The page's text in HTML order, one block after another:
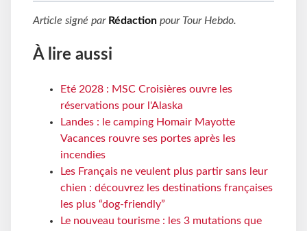
Article signé par Rédaction pour Tour Hebdo.
À lire aussi
Eté 2028 : MSC Croisières ouvre les
réservations pour l'Alaska
Landes : le camping Homair Mayotte
Vacances rouvre ses portes après les
incendies
Les Français ne veulent plus partir sans leur
chien : découvrez les destinations françaises
les plus “dog-friendly”
Le nouveau tourisme : les 3 mutations que